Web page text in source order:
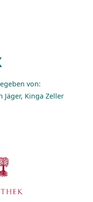
von:
Jäger, Kinga Zeller